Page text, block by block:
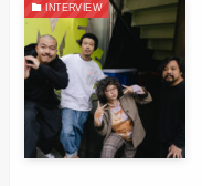
INTERVIEW